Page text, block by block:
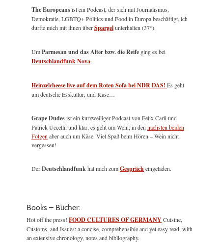
The Europeansist ein Podcast, der sich mit Journalismus,
Demokratie, LGBTQ+ Politics und Food in Europa beschäftigt, ich
durfte mich mit ihnen überSpargelunterhalten (37“).
UmParmesan und das Alter bzw. die Reife ging es bei
Deutschlandfunk Nova.
Heinzelcheese live auf dem Roten Sofa bei NDR DAS! Es geht
um deutsche Esskultur, und Käse…
Grape Dudesist ein kurzweiliger Podcast von Felix Carli und
Patrick Uccelli, und klar, es geht um Wein; in den nächsten beiden
Folgen aber auch um Käse. Viel Spaß beim Hören – Wein nicht
vergessen!
DerDeutschlandfunkhat mich zumGesprächeingeladen.
Books – Bücher:
Hot off the press! FOOD CULTURES OF GERMANYCuisine,
Customs, and Issues: a concise, comprehensible and yet easy read, with
an extensive chronology, notes and bibliography.